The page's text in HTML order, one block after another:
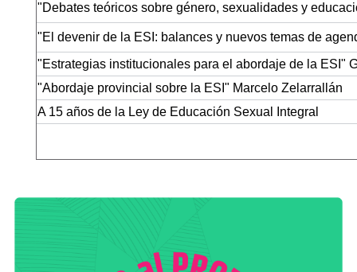
"Debates teóricos sobre género, sexualidades y
"El devenir de la ESI: balances y nuevos temas de
"Estrategias institucionales para el abordaje de la ESI"
"Abordaje provincial sobre la ESI" Marcelo Zelarrallán
A 15 años de la Ley de Educación Sexual Integral